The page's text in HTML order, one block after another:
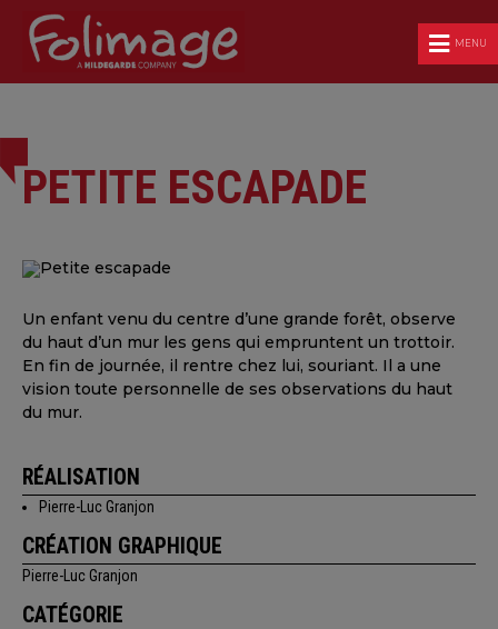
MENU
PETITE ESCAPADE
Un enfant venu du centre d’une grande forêt, observe
du haut d’un mur les gens qui empruntent un trottoir.
En fin de journée, il rentre chez lui, souriant. Il a une
vision toute personnelle de ses observations du haut
du mur.
RÉALISATION
Pierre-Luc Granjon
CRÉATION GRAPHIQUE
Pierre-Luc Granjon
CATÉGORIE